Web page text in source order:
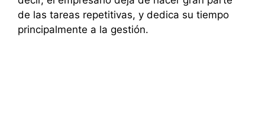
de las tareas repetitivas, y dedica su tiempo
principalmente a la gestión.